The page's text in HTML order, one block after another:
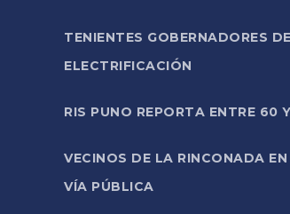
TENIENTES GOBERNADORES
ELECTRIFICACIÓN
RIS PUNO REPORTA ENTRE 60
VECINOS DE LA RINCONADA
VÍA PÚBLICA